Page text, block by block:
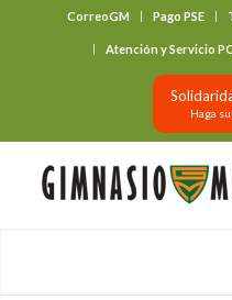
CorreoGM Pago PSE
Atención y Servicio
Haga